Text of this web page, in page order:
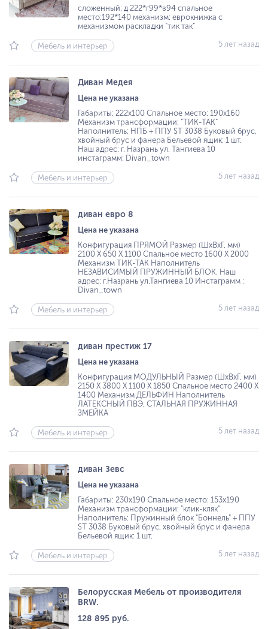
сложенный: д 222*г99*в94 спальное
место:192*140 механизм: еврокнижка с
механизмом раскладки "тик так"
Мебель и интерьер 5 лет назад
Диван Медея
Цена не указана
Габариты: 222х100 Спальное место: 190х160
Механизм трансформации: "ТИК-ТАК"
Наполнитель: НПБ + ППУ ST 3038 Буковый брус,
хвойный брус и фанера Бельевой ящик: 1 шт.
Наш адрес: г. Назрань ул. Тангиева 10
инстаграмм: Divan_town
Мебель и интерьер 5 лет назад
диван евро 8
Цена не указана
Конфигурация ПРЯМОЙ Размер (ШхВхГ, мм)
2100 Х 650 Х 1100 Спальное место 1600 Х 2000
Механизм ТИК-ТАК Наполнитель
НЕЗАВИСИМЫЙ ПРУЖИННЫЙ БЛОК. Наш
адрес: г.Назрань ул.Тангиева 10 Инстаграмм :
Divan_town
Мебель и интерьер 5 лет назад
диван престиж 17
Цена не указана
Конфигурация МОДУЛЬНЫЙ Размер (ШхВхГ, мм)
2150 Х 3800 Х 1100 Х 1850 Спальное место 2400 Х
1400 Механизм ДЕЛЬФИН Наполнитель
ЛАТЕКСНЫЙ ПВЭ, СТАЛЬНАЯ ПРУЖИННАЯ
ЗМЕЙКА
Мебель и интерьер 5 лет назад
диван Зевс
Цена не указана
Габариты: 230х190 Спальное место: 153х190
Механизм трансформации: "клик-кляк"
Наполнитель: Пружинный блок "Боннель" + ППУ
ST 3038 Буковый брус, хвойный брус и фанера
Бельевой ящик: 1 шт.
Мебель и интерьер 5 лет назад
Белорусская Мебель от производителя
BRW.
128 895 руб.